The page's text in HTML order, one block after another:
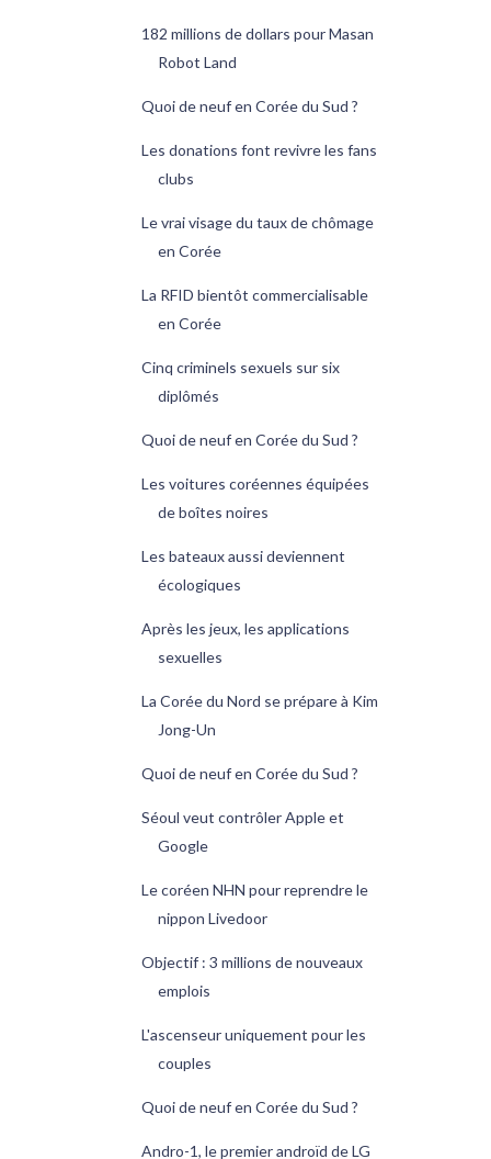
182 millions de dollars pour Masan
Robot Land
Quoi de neuf en Corée du Sud ?
Les donations font revivre les fans
clubs
Le vrai visage du taux de chômage
en Corée
La RFID bientôt commercialisable
en Corée
Cinq criminels sexuels sur six
diplômés
Quoi de neuf en Corée du Sud ?
Les voitures coréennes équipées
de boîtes noires
Les bateaux aussi deviennent
écologiques
Après les jeux, les applications
sexuelles
La Corée du Nord se prépare à Kim
Jong-Un
Quoi de neuf en Corée du Sud ?
Séoul veut contrôler Apple et
Google
Le coréen NHN pour reprendre le
nippon Livedoor
Objectif : 3 millions de nouveaux
emplois
L'ascenseur uniquement pour les
couples
Quoi de neuf en Corée du Sud ?
Andro-1, le premier androïd de LG